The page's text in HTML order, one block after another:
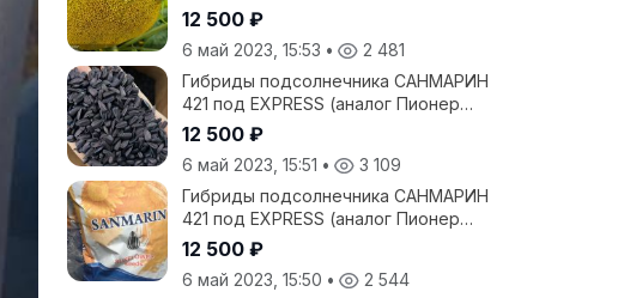
25)- 12500 рублей с НДС
12 500 ₽
6 май 2023, 15:53 •
2 481
Гибриды подсолнечника САНМАРИН
421 под EXPRESS (аналог Пионер
25)- 12500 рублей с НДС
12 500 ₽
6 май 2023, 15:51 •
3 109
Гибриды подсолнечника САНМАРИН
421 под EXPRESS (аналог Пионер
25)- 12500 рублей с НДС
12 500 ₽
6 май 2023, 15:50 • 2 544